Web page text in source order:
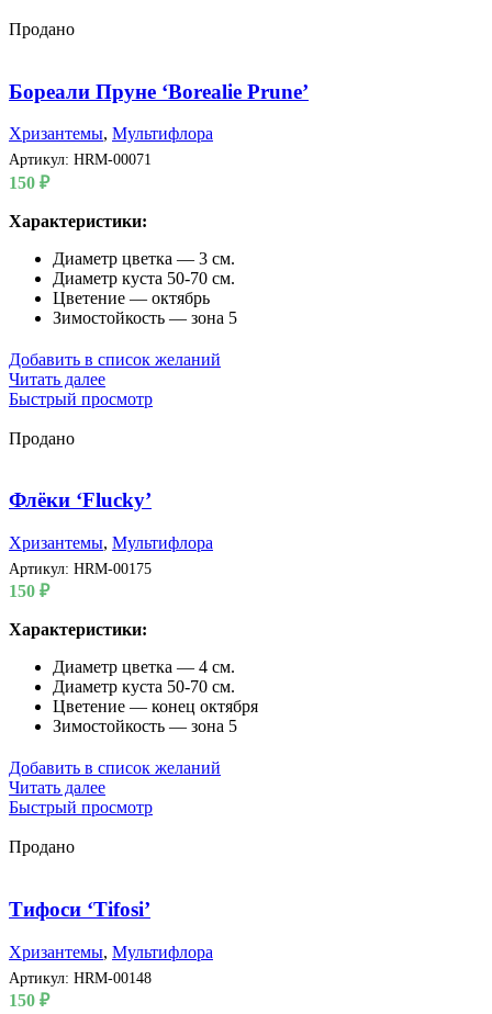
Продано
Бореали Пруне ‘Borealie Prune’
Хризантемы, Мультифлора
Артикул: HRM-00071
150 ₽
Характеристики:
Диаметр цветка — 3 см.
Диаметр куста 50-70 см.
Цветение — октябрь
Зимостойкость — зона 5
Добавить в список желаний
Читать далее
Быстрый просмотр
Продано
Флёки ‘Flucky’
Хризантемы, Мультифлора
Артикул: HRM-00175
150 ₽
Характеристики:
Диаметр цветка — 4 см.
Диаметр куста 50-70 см.
Цветение — конец октября
Зимостойкость — зона 5
Добавить в список желаний
Читать далее
Быстрый просмотр
Продано
Тифоси ‘Tifosi’
Хризантемы, Мультифлора
Артикул: HRM-00148
150 ₽